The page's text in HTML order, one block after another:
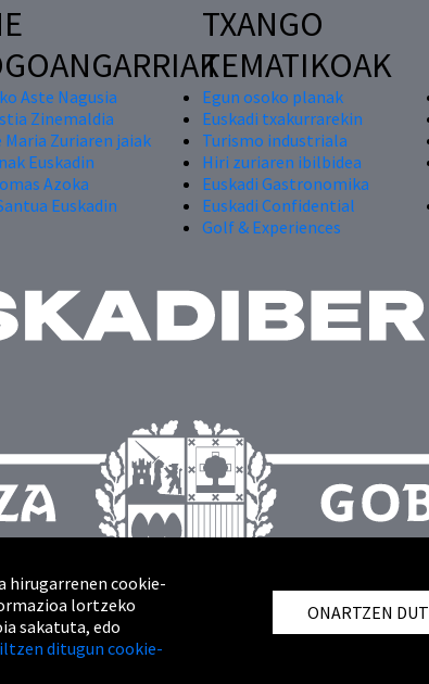
Aste Nagusia
Zinemaldia
Maria Zuriaren jaiak
Euskadin
Azoka
Euskadin
TXANGO
TEMATIKOAK
Egun osoko planak
Euskadi txakurrarekin
Turismo industriala
Hiri zuriaren ibilbidea
Euskadi Gastronomika
Euskadi Confidential
Golf & Experiences
hirugarrenen cookie-
lortzeko
sakatuta, edo
ditugun cookie-
ONARTZEN DUT